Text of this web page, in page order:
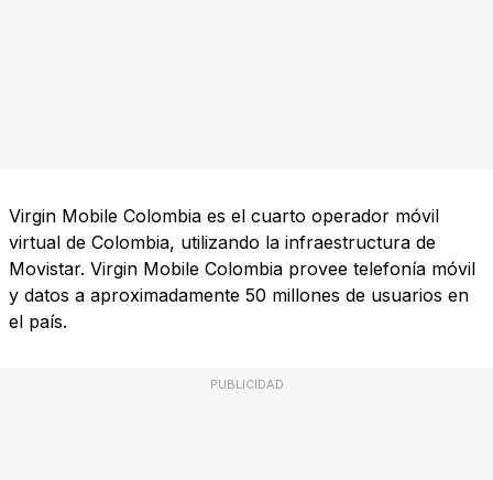
Virgin Mobile Colombia es el cuarto operador móvil
virtual de Colombia, utilizando la infraestructura de
Movistar. Virgin Mobile Colombia provee telefonía móvil
y datos a aproximadamente 50 millones de usuarios en
el país.
PUBLICIDAD